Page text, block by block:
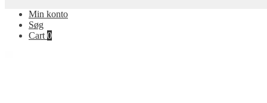
Min konto
Søg
Cart 0